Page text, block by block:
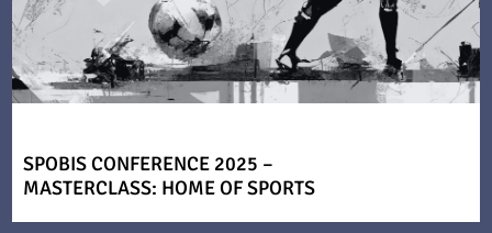
SPOBIS CONFERENCE 2025 –
MASTERCLASS: HOME OF SPORTS